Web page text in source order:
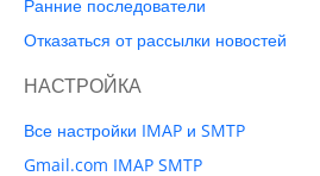
Ранние последователи
Отказаться от рассылки новостей
НАСТРОЙКА
Все настройки IMAP и SMTP
Gmail.com IMAP SMTP